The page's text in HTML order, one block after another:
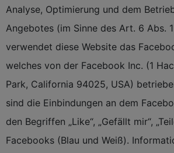
Analyse, Optimierung und dem
Angebotes (im Sinne des Art. 6 Abs.
verwendet diese Website das
welches von der Facebook Inc. (1
Park, California 94025, USA)
sind die Einbindungen an dem
den Begriffen „Like“, „Gefällt mir“,
Facebooks (Blau und Weiß).